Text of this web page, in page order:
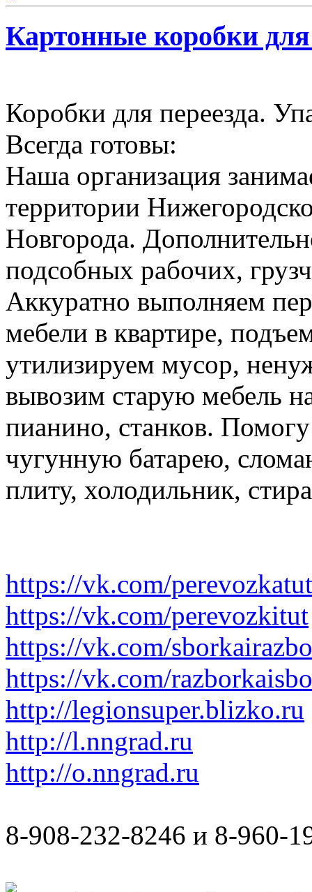
Картонные коробки для
Коробки для переезда.
Всегда готовы:
Наша организация
территории
Новгорода.
подсобных рабочих,
Аккуратно выполняем
мебели в квартире,
утилизируем мусор,
вывозим старую мебель
пианино, станков.
чугунную батарею,
плиту, холодильник,
https://vk.com/perevozkatut
https://vk.com/perevozkitut
https://vk.com/
https://vk.com/
http://legionsuper.blizko.ru
http://l.nngrad.ru
http://o.nngrad.ru
8-908-232-8246 и 8-960-